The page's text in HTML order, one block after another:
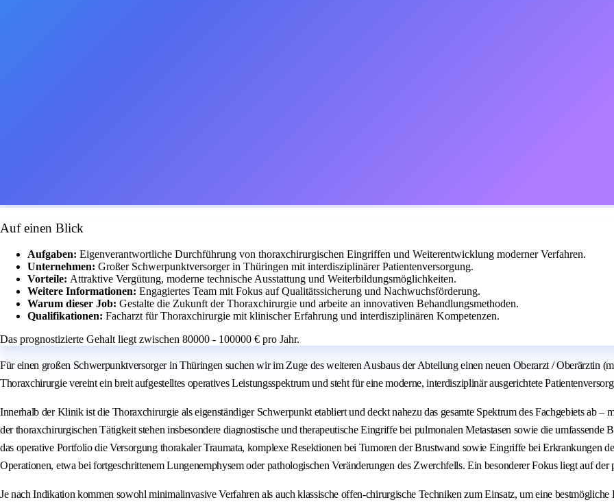
Auf einen Blick
Aufgaben: Eigenverantwortliche Durchführung von thoraxchirurgischen Eingriffen und Weiterentwicklung moderner Verfahren.
Unternehmen: Großer Schwerpunktversorger in Thüringen mit interdisziplinärer Patientenversorgung.
Vorteile: Attraktive Vergütung, moderne technische Ausstattung und Weiterbildungsmöglichkeiten.
Weitere Informationen: Engagiertes Team mit Fokus auf Qualitätssicherung und Nachwuchsförderung.
Warum dieser Job: Gestalte die Zukunft der Thoraxchirurgie und arbeite an innovativen Behandlungsmethoden.
Qualifikationen: Facharzt für Thoraxchirurgie mit klinischer Erfahrung und interdisziplinären Kompetenzen.
Das prognostizierte Gehalt liegt zwischen 80000 - 100000 € pro Jahr.
Für einen großen Schwerpunktversorger in Thüringen suchen wir im Zuge des weiteren Ausbaus der Abteilung einen neuen Oberarzt /
Thoraxchirurgie vereint ein breit aufgestelltes operatives Leistungsspektrum und steht für eine moderne, interdisziplinär ausgerichtete
Innerhalb der Klinik ist die Thoraxchirurgie als eigenständiger Schwerpunkt etabliert und deckt nahezu das gesamte Spektrum des Fachgebiets ab
der thoraxchirurgischen Tätigkeit stehen insbesondere diagnostische und therapeutische Eingriffe bei pulmonalen Metastasen sowie die
das operative Portfolio die Versorgung thorakaler Traumata, komplexe Resektionen bei Tumoren der Brustwand sowie Eingriffe bei Erkrankungen
Operationen, etwa bei fortgeschrittenem Lungenemphysem oder pathologischen Veränderungen des Zwerchfells. Ein besonderer Fokus liegt auf
Je nach Indikation kommen sowohl minimalinvasive Verfahren als auch klassische offen-chirurgische Techniken zum Einsatz, um eine